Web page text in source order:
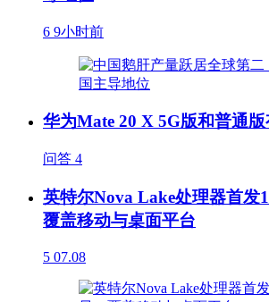
6 9小时前
华为Mate 20 X 5G版和普通版
问答 4
英特尔Nova Lake处理器首发
覆盖移动与桌面平台
5 07.08